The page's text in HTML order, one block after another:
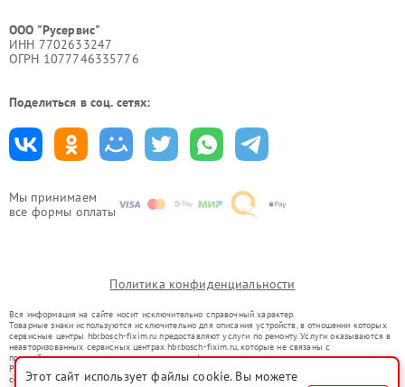
Мы принимаем
все формы оплаты
ООО "Русервис"
ИНН 7702633247
ОГРН 1077746335776
Поделиться в соц. сетях:
Политика конфиденциальности
Вся информация на сайте носит исключительно справочный характер.
Товарные знаки используются исключительно для описания устройств, в отношении которых
сервисные центры hbr.bosch-fixim.ru предоставляют услуги по ремонту. Услуги оказываются в
неавторизованных сервисных центрах hbr.bosch-fixim.ru, которые не связаны с
правообладателями товарных знаков или их официальными представителями.
Ремонт осуществляется для устройств, уже введенных в гражданский оборот в соответствии
со статьей 1487 ГК РФ.
Этот сайт использует файлы cookie. Вы можете